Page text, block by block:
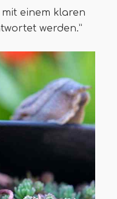
einem klaren
werden.”